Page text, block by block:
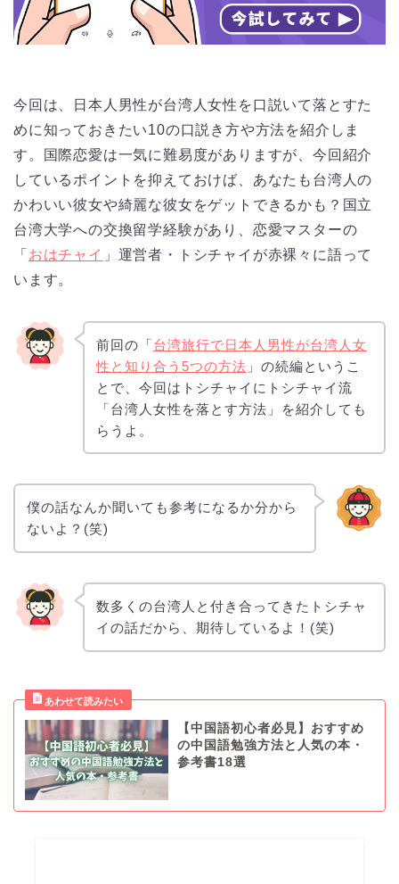
今回は、日本人男性が台湾人女性を口説いて落とすた
めに知っておきたい10の口説き方や方法を紹介しま
す。国際恋愛は一気に難易度がありますが、今回紹介
しているポイントを抑えておけば、あなたも台湾人の
かわいい彼女や綺麗な彼女をゲットできるかも？国立
台湾大学への交換留学経験があり、恋愛マスターの
「 おはチャイ 」運営者・トシチャイが赤裸々に語って
います。
前回の「台湾旅行で日本人男性が台湾人女
性と知り合う5つの方法 」の続編というこ
とで、今回はトシチャイにトシチャイ流
「台湾人女性を落とす方法」を紹介しても
らうよ。
僕の話なんか聞いても参考になるか分から
ないよ？(笑)
数多くの台湾人と付き合ってきたトシチャ
イの話だから、期待しているよ！(笑)
【中国語初心者必見】おすすめ
の中国語勉強方法と人気の本・
参考書18選